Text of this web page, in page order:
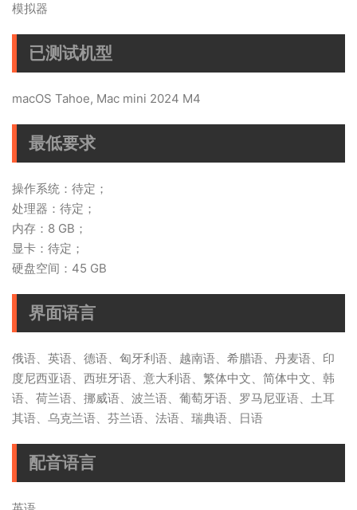
模拟器
已测试机型
macOS Tahoe, Mac mini 2024 M4
最低要求
操作系统：待定；
处理器：待定；
内存：8 GB；
显卡：待定；
硬盘空间：45 GB
界面语言
俄语、英语、德语、匈牙利语、越南语、希腊语、丹麦语、印
度尼西亚语、西班牙语、意大利语、繁体中文、简体中文、韩
语、荷兰语、挪威语、波兰语、葡萄牙语、罗马尼亚语、土耳
其语、乌克兰语、芬兰语、法语、瑞典语、日语
配音语言